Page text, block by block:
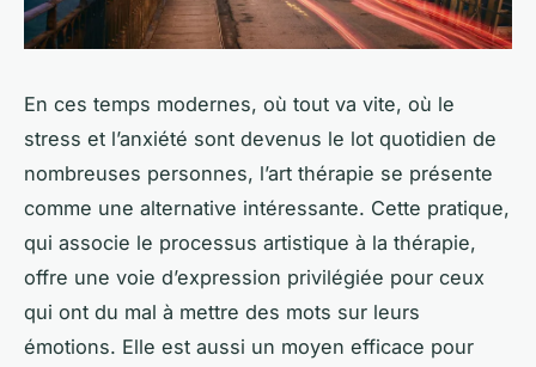
En ces temps modernes, où tout va vite, où le
stress et l’anxiété sont devenus le lot quotidien de
nombreuses personnes, l’art thérapie se présente
comme une alternative intéressante. Cette pratique,
qui associe le processus artistique à la thérapie,
offre une voie d’expression privilégiée pour ceux
qui ont du mal à mettre des mots sur leurs
émotions. Elle est aussi un moyen efficace pour